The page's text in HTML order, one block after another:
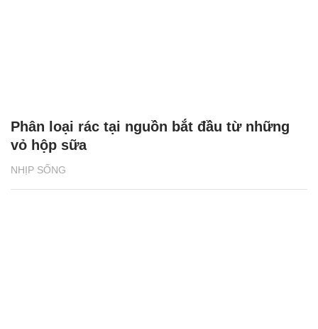
NHỊP SỐNG
Phân loại rác tại nguồn bắt đầu từ những
vỏ hộp sữa